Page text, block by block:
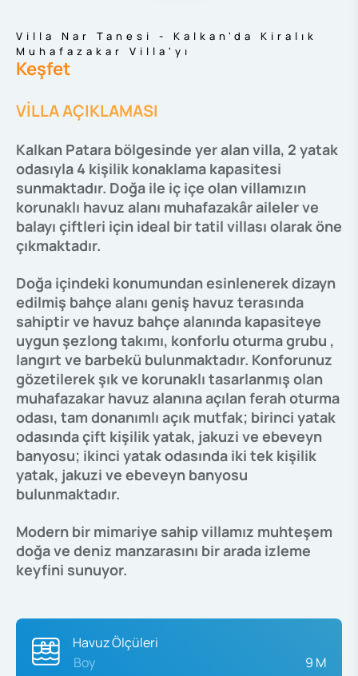
Villa Nar Tanesi - Kalkan'da Kiralık
Muhafazakar Villa'yı
Keşfet
VİLLA AÇIKLAMASI
Kalkan Patara bölgesinde yer alan villa, 2 yatak
odasıyla 4 kişilik konaklama kapasitesi
sunmaktadır. Doğa ile iç içe olan villamızın
korunaklı havuz alanı muhafazakâr aileler ve
balayı çiftleri için ideal bir tatil villası olarak öne
çıkmaktadır.
Doğa içindeki konumundan esinlenerek dizayn
edilmiş bahçe alanı geniş havuz terasında
sahiptir ve havuz bahçe alanında kapasiteye
uygun şezlong takımı, konforlu oturma grubu ,
langırt ve barbekü bulunmaktadır. Konforunuz
gözetilerek şık ve korunaklı tasarlanmış olan
muhafazakar havuz alanına açılan ferah oturma
odası, tam donanımlı açık mutfak; birinci yatak
odasında çift kişilik yatak, jakuzi ve ebeveyn
banyosu; ikinci yatak odasında iki tek kişilik
yatak, jakuzi ve ebeveyn banyosu
bulunmaktadır.
Modern bir mimariye sahip villamız muhteşem
doğa ve deniz manzarasını bir arada izleme
keyfini sunuyor.
Havuz Ölçüleri
Boy
9 M